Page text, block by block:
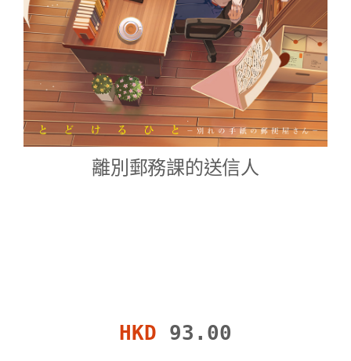
離別郵務課的送信人
HKD 93.00